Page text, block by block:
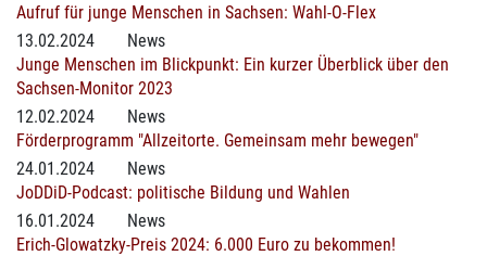
Aufruf für junge Menschen in Sachsen: Wahl-O-Flex
13.02.2024
News
Junge Menschen im Blickpunkt: Ein kurzer Überblick über den
Sachsen-Monitor 2023
12.02.2024
News
Förderprogramm "Allzeitorte. Gemeinsam mehr bewegen"
24.01.2024
News
JoDDiD-Podcast: politische Bildung und Wahlen
16.01.2024
News
Erich-Glowatzky-Preis 2024: 6.000 Euro zu bekommen!